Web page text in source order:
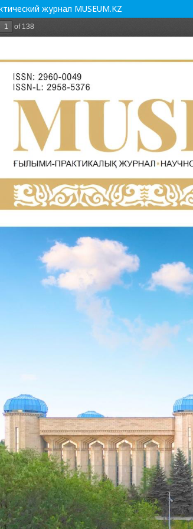
журнал MUSEUM.KZ